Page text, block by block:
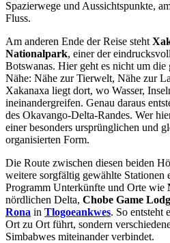
Spazierwege und Aussichtspunkte,
Fluss.
Am anderen Ende der Reise steht
Nationalpark, einer der
Botswanas. Hier geht es nicht um die
Nähe: Nähe zur Tierwelt, Nähe zur
Xakanaxa liegt dort, wo Wasser,
ineinandergreifen. Genau daraus
des Okavango-Delta-Randes. Wer
einer besonders ursprünglichen und
organisierten Form.
Die Route zwischen diesen beiden
weitere sorgfältig gewählte Stationen
Programm Unterkünfte und Orte wie
nördlichen Delta, Chobe Game
Rona in Tlogoeankwes. So entsteht
Ort zu Ort führt, sondern
Simbabwes miteinander verbindet.